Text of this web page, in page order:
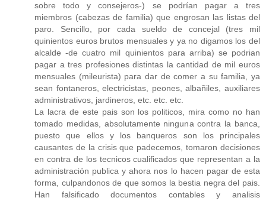
sobre todo y consejeros-) se podrían pagar a tres
miembros (cabezas de familia) que engrosan las listas del
paro. Sencillo, por cada sueldo de concejal (tres mil
quinientos euros brutos mensuales y ya no digamos los del
alcalde -de cuatro mil quinientos para arriba) se podrian
pagar a tres profesiones distintas la cantidad de mil euros
mensuales (mileurista) para dar de comer a su familia, ya
sean fontaneros, electricistas, peones, albañiles, auxiliares
administrativos, jardineros, etc. etc. etc.
La lacra de este pais son los politicos, mira como no han
tomado medidas, absolutamente ninguna contra la banca,
puesto que ellos y los banqueros son los principales
causantes de la crisis que padecemos, tomaron decisiones
en contra de los tecnicos cualificados que representan a la
administración publica y ahora nos lo hacen pagar de esta
forma, culpandonos de que somos la bestia negra del pais.
Han falsificado documentos contables y analisis